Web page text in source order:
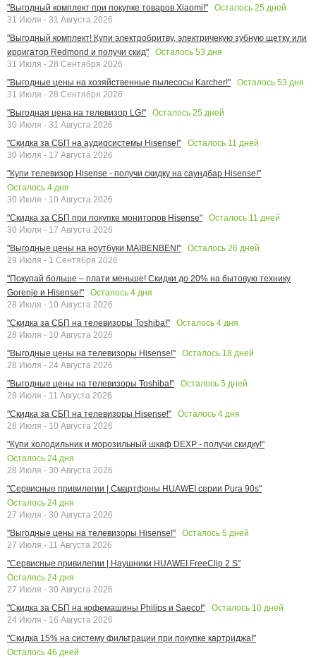
"Выгодный комплект при покупке товаров Xiaomi!"
Осталось 25 дней
31 Июля - 31 Августа 2026
"Выгодный комплект! Купи электробритву, электричекую зубную щетку или
ирригатор Redmond и получи скид"
Осталось 53 дня
31 Июля - 28 Сентября 2026
"Выгодные цены на хозяйственные пылесосы Karcher!"
Осталось 53 дня
31 Июля - 28 Сентября 2026
"Выгодная цена на телевизор LG!"
Осталось 25 дней
30 Июля - 31 Августа 2026
"Скидка за СБП на аудиосистемы Hisense!"
Осталось 11 дней
30 Июля - 17 Августа 2026
"Купи телевизор Hisense - получи скидку на саундбар Hisense!"
Осталось 4 дня
30 Июля - 10 Августа 2026
"Скидка за СБП при покупке мониторов Hisense"
Осталось 11 дней
30 Июля - 17 Августа 2026
"Выгодные цены на ноутбуки MAIBENBEN!"
Осталось 26 дней
29 Июля - 1 Сентября 2026
"Покупай больше – плати меньше! Скидки до 20% на бытовую технику
Gorenje и Hisense!"
Осталось 4 дня
28 Июля - 10 Августа 2026
"Скидка за СБП на телевизоры Toshiba!"
Осталось 4 дня
28 Июля - 10 Августа 2026
"Выгодные цены на телевизоры Hisense!"
Осталось 18 дней
28 Июля - 24 Августа 2026
"Выгодные цены на телевизоры Toshiba!"
Осталось 5 дней
28 Июля - 11 Августа 2026
"Скидка за СБП на телевизоры Hisense!"
Осталось 4 дня
28 Июля - 10 Августа 2026
"Купи холодильник и морозильный шкаф DEXP - получи скидку!"
Осталось 24 дня
28 Июля - 30 Августа 2026
"Сервисные привилегии | Смартфоны HUAWEI серии Pura 90s"
Осталось 24 дня
27 Июля - 30 Августа 2026
"Выгодные цены на телевизоры Hisense!"
Осталось 5 дней
27 Июля - 11 Августа 2026
"Сервисные привилегии | Наушники HUAWEI FreeClip 2 S"
Осталось 24 дня
27 Июля - 30 Августа 2026
"Скидка за СБП на кофемашины Philips и Saeco!"
Осталось 10 дней
24 Июля - 16 Августа 2026
"Скидка 15% на систему фильтрации при покупке картриджа!"
Осталось 46 дней